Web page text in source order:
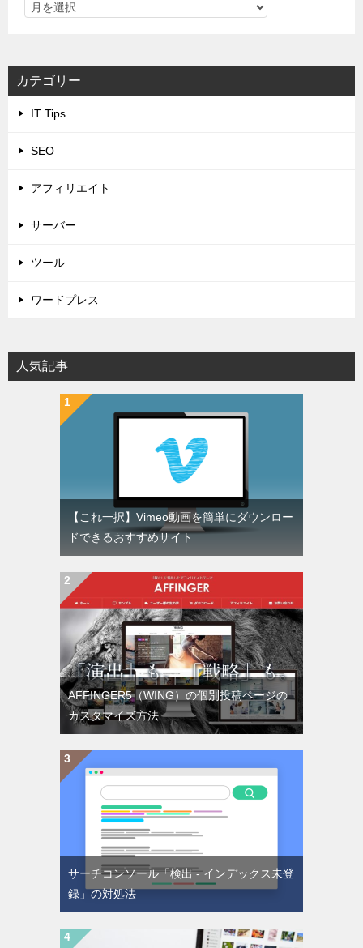
カテゴリー
IT Tips
SEO
アフィリエイト
サーバー
ツール
ワードプレス
人気記事
【これ一択】Vimeo動画を簡単にダウンロー
ドできるおすすめサイト
AFFINGER5（WING）の個別投稿ページの
カスタマイズ方法
サーチコンソール「検出 - インデックス未登
録」の対処法